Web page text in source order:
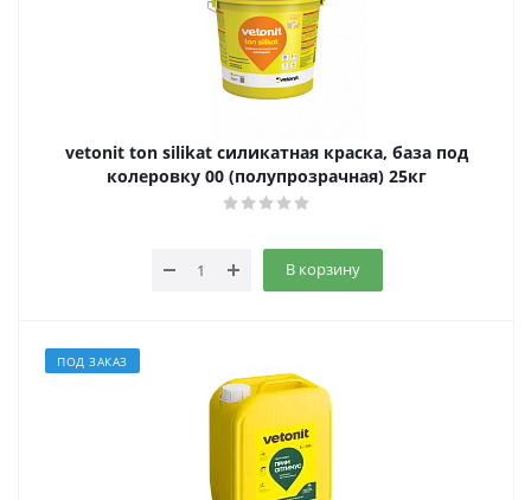
vetonit ton silikat силикатная краска, база под
колеровку 00 (полупрозрачная) 25кг
В корзину
ПОД ЗАКАЗ